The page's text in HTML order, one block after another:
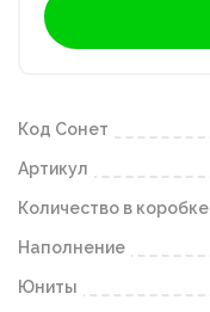
Код Сонет
Артикул
Количество в коробке
Наполнение
Юниты